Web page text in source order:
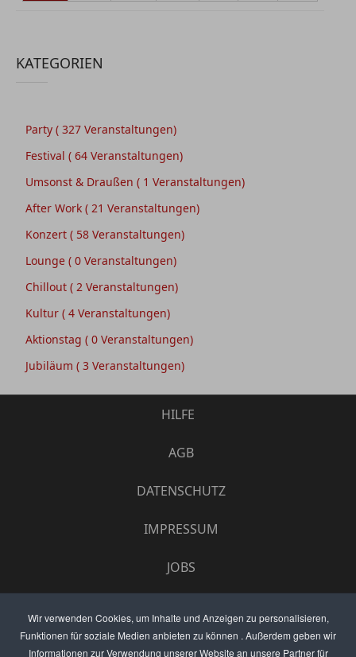
Wir verwenden Cookies, um Inhalte und Anzeigen zu personalisieren,
Funktionen für soziale Medien anbieten zu können . Außerdem geben wir
Informationen zur Verwendung unserer Website an unsere Partner für
KATEGORIEN
Party ( 327 Veranstaltungen)
Festival ( 64 Veranstaltungen)
Umsonst & Draußen ( 1 Veranstaltungen)
After Work ( 21 Veranstaltungen)
Konzert ( 58 Veranstaltungen)
Lounge ( 0 Veranstaltungen)
Chillout ( 2 Veranstaltungen)
Kultur ( 4 Veranstaltungen)
Aktionstag ( 0 Veranstaltungen)
Jubiläum ( 3 Veranstaltungen)
HILFE
AGB
DATENSCHUTZ
IMPRESSUM
JOBS
ANZEIGEN PREISE